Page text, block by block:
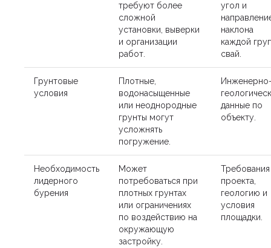
требуют более
сложной
установки, выверки
и организации
работ.
угол и
наклона
каждой
свай.
Грунтовые
условия
Плотные,
водонасыщенные
или неоднородные
грунты могут
усложнять
погружение.
данные по
объекту.
Необходимость
лидерного
бурения
Может
потребоваться при
плотных грунтах
или ограничениях
по воздействию на
окружающую
застройку.
Требования
проекта,
геологию и
условия
площадки.